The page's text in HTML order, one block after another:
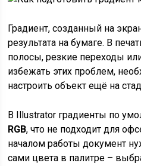
Градиент, созданный на
результата на бумаге. В
полосы, резкие переходы
избежать этих проблем,
настроить объект ещё на
В Illustrator градиенты по
RGB, что не подходит для
началом работы документ
сами цвета в палитре –